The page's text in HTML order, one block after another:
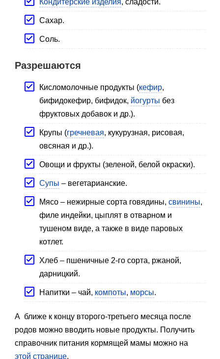
Кондитерские изделия, сладости.
Сахар.
Соль.
Разрешаются
Кисломолочные продукты (кефир,
бифидокефир, бифидок, йогурты без
фруктовых добавок и др.).
Крупы (гречневая, кукурузная, рисовая,
овсяная и др.).
Овощи и фрукты (зеленой, белой окраски).
Супы – вегетарианские.
Мясо – нежирные сорта говядины, свинины,
филе индейки, цыплят в отварном и
тушеном виде, а также в виде паровых
котлет.
Хлеб – пшеничные 2-го сорта, ржаной,
дарницкий.
Напитки – чай, компоты, морсы.
А ближе к концу второго-третьего месяца после
родов можно вводить новые продукты. Получить
справочник питания кормящей мамы можно на
этой странице.